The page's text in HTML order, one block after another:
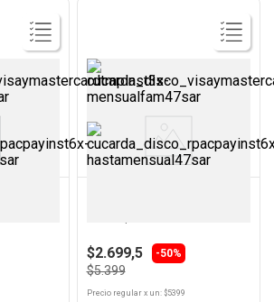
Producto
$2.699,5 -50%
$5.399
Precio regularx un: $5399